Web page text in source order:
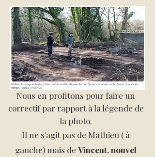
Nous en profitons pour faire un
correctif par rapport à la légende de
la photo.
Il ne s'agit pas de Mathieu ( à
gauche) mais de Vincent, nouvel